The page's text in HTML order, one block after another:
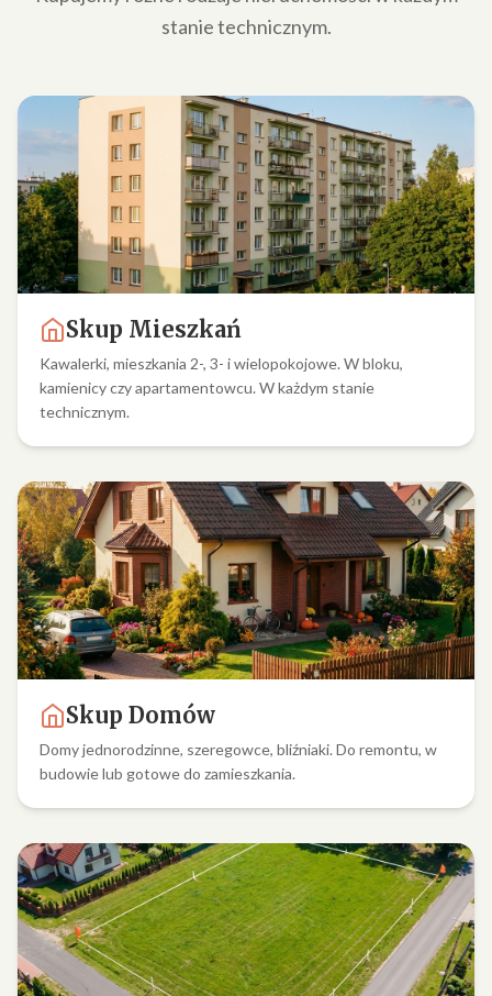
stanie technicznym.
Skup Mieszkań
Kawalerki, mieszkania 2-, 3- i wielopokojowe. W bloku,
kamienicy czy apartamentowcu. W każdym stanie
technicznym.
Skup Domów
Domy jednorodzinne, szeregowce, bliźniaki. Do remontu, w
budowie lub gotowe do zamieszkania.